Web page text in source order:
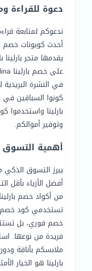
دعوة للقراءة
ندعوكم لمتابعة
أحدث كوبونات خصم
يقدمها متجر
في النشرة
كونوا السباقين
وتوفير أموالكم.
أهمية التسوق
يبرز التسوق
أفضل الأزياء بأقل
من أكواد خصم
تستخدمي كود خصم
خصم فوري، بل
ملابسكم بأناقة
بارلينا هو الخيار